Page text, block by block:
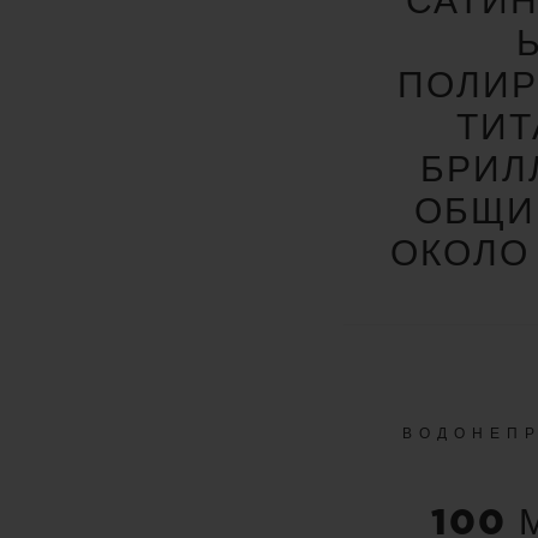
ОКОЛО
100